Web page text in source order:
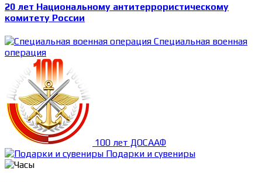
20 лет Национальному антитеррористическому
комитету России
Специальная военная
операция
100 лет ДОСААФ
Подарки и сувениры